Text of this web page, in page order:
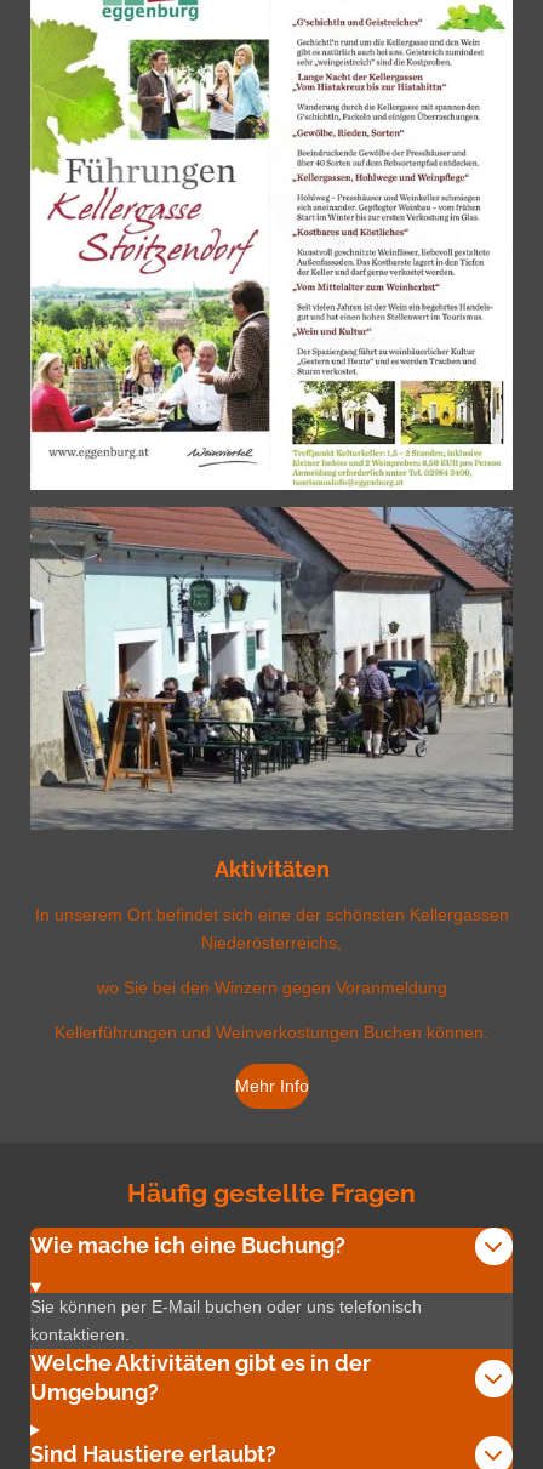
Aktivitäten
In unserem Ort befindet sich eine der schönsten Kellergassen
Niederösterreichs,
wo Sie bei den Winzern gegen Voranmeldung
Kellerführungen und Weinverkostungen Buchen können.
Mehr Info
Häufig gestellte Fragen
Wie mache ich eine Buchung?
Sie können per E-Mail buchen oder uns telefonisch
kontaktieren.
Welche Aktivitäten gibt es in der
Umgebung?
Sind Haustiere erlaubt?